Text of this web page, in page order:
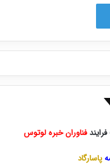
فناوران خبره لوتوس
پاسارگاد